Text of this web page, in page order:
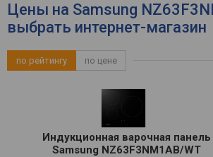
Цены на Samsung
выбрать интернет-магазин
по рейтингу по цене
Индукционная варочная панель
Samsung NZ63F3NM1AB/WT